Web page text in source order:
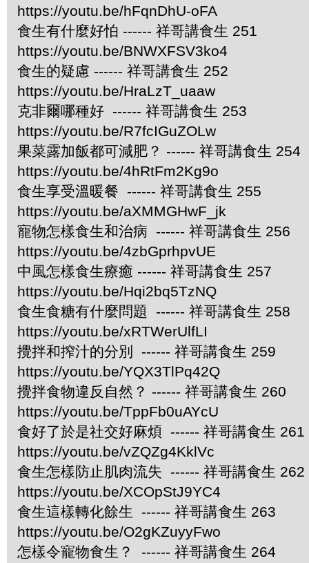
https://youtu.be/hFqnDhU-oFA
食生有什麼好怕 ------ 祥哥講食生 251
https://youtu.be/BNWXFSV3ko4
食生的疑慮 ------ 祥哥講食生 252
https://youtu.be/HraLzT_uaaw
克非爾哪種好 ------ 祥哥講食生 253
https://youtu.be/R7fcIGuZOLw
果菜露加飯都可減肥？ ------ 祥哥講食生 254
https://youtu.be/4hRtFm2Kg9o
食生享受溫暖餐 ------ 祥哥講食生 255
https://youtu.be/aXMMGHwF_jk
寵物怎樣食生和治病 ------ 祥哥講食生 256
https://youtu.be/4zbGprhpvUE
中風怎樣食生療癒 ------ 祥哥講食生 257
https://youtu.be/Hqi2bq5TzNQ
食生食糖有什麼問題 ------ 祥哥講食生 258
https://youtu.be/xRTWerUlfLI
攪拌和搾汁的分別 ------ 祥哥講食生 259
https://youtu.be/YQX3TlPq42Q
攪拌食物違反自然？ ------ 祥哥講食生 260
https://youtu.be/TppFb0uAYcU
食好了於是社交好麻煩 ------ 祥哥講食生 261
https://youtu.be/vZQZg4KklVc
食生怎樣防止肌肉流失 ------ 祥哥講食生 262
https://youtu.be/XCOpStJ9YC4
食生這樣轉化餘生 ------ 祥哥講食生 263
https://youtu.be/O2gKZuyyFwo
怎樣令寵物食生？ ------ 祥哥講食生 264